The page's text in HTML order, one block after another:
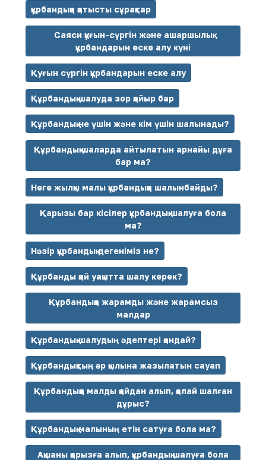
құрбандыққа қатысты сұрақтар
Саяси қуғын-сүргін және ашаршылық
құрбандарын еске алу күні
Қуғын сүргін құрбандарын еске алу
Құрбандық шалуда зор қайыр бар
Құрбандық не үшін және кім үшін шалынады?
Құрбандық шаларда айтылатын арнайы дұға
бар ма?
Неге жылқы малы құрбандыққа шалынбайды?
Қарызы бар кісілер құрбандық шалуға бола
ма?
Нәзір құрбандық дегеніміз не?
Құрбанды қай уақытта шалу керек?
Құрбандыққа жарамды және жарамсыз
малдар
Құрбандық шалудың әдептері қандай?
Құрбандықтың әр қылына жазылатын сауап
Құрбандыққа малды қайдан алып, қалай шалған
дұрыс?
Құрбандық малының етін сатуға бола ма?
Ақшаны қарызға алып, құрбандық шалуға бола